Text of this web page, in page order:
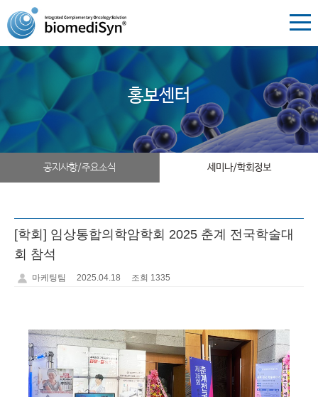
홍보센터
공지사항/주요소식 세미나/학회정보
[학회] 임상통합의학암학회 2025 춘계 전국학술대
회 참석
마케팅팀 2025.04.18 조회 1335